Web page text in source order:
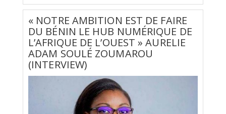
« NOTRE AMBITION EST DE FAIRE
DU BÉNIN LE HUB NUMÉRIQUE DE
L’AFRIQUE DE L’OUEST » AURELIE
ADAM SOULÉ ZOUMAROU
(INTERVIEW)